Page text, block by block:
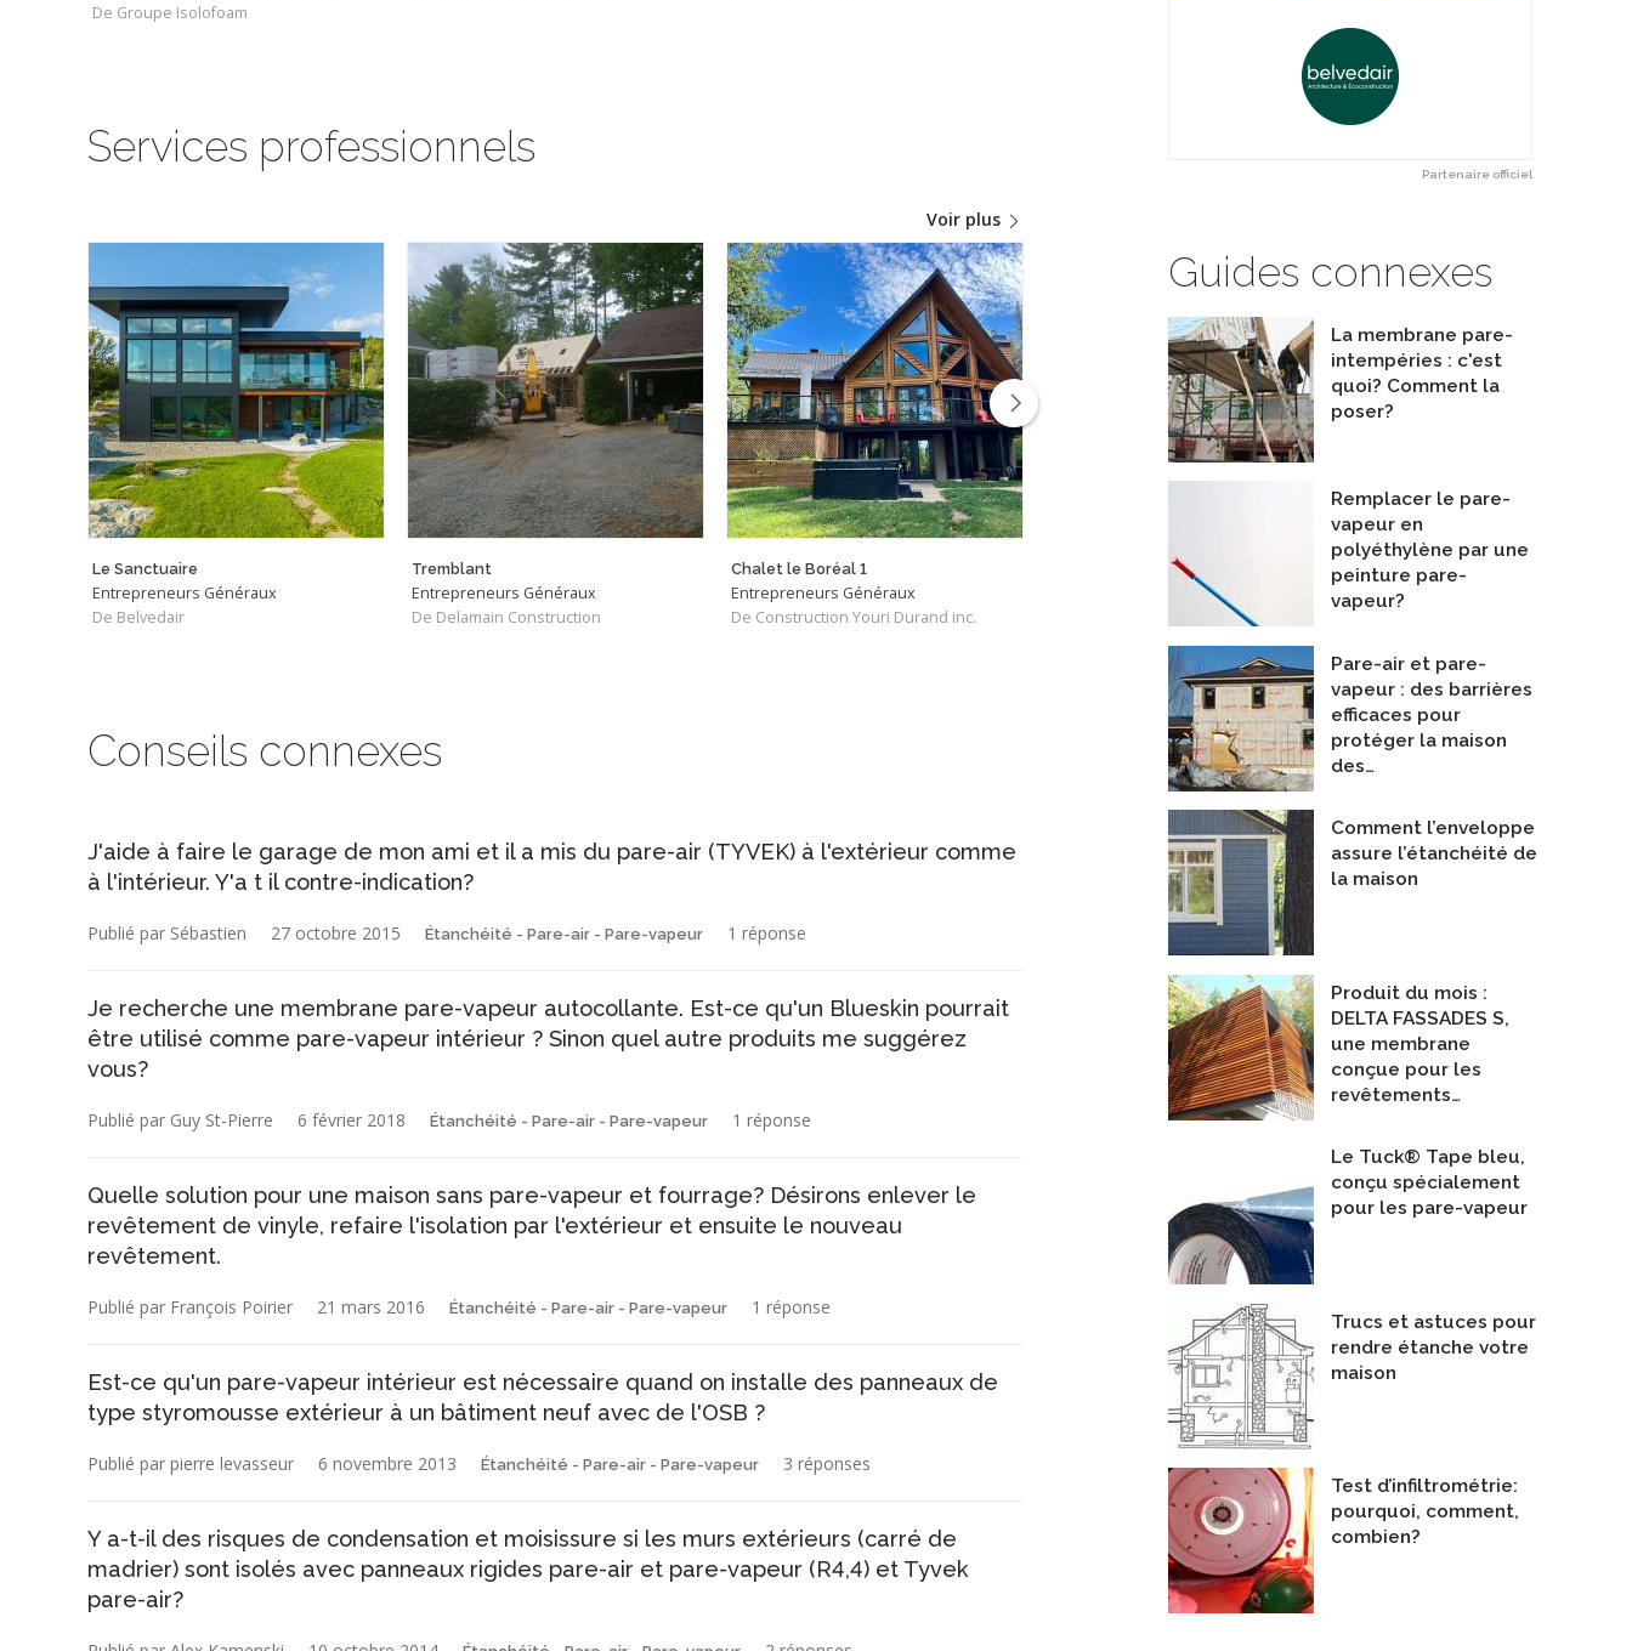
Partenaire officiel
Guides connexes
La membrane pare-
intempéries : c'est
quoi? Comment la
poser?
Remplacer le pare-
vapeur en
polyéthylène par une
peinture pare-
vapeur?
Pare-air et pare-
vapeur : des barrières
efficaces pour
protéger la maison
des…
Comment l’enveloppe
assure l’étanchéité de
la maison
Produit du mois :
DELTA FASSADES S,
une membrane
conçue pour les
revêtements…
Le Tuck® Tape bleu,
conçu spécialement
pour les pare-vapeur
Trucs et astuces pour
rendre étanche votre
maison
Test d’infiltrométrie:
pourquoi, comment,
combien?
De Groupe Isolofoam
Services professionnels
Voir plus
Le Sanctuaire
Entrepreneurs Généraux
De Belvedair
Tremblant
Entrepreneurs Généraux
De Delamain Construction
Chalet le Boréal 1
Entrepreneurs Généraux
De Construction Youri Durand inc.
Chemin de la Montagne, Mont-Saint-Hilaire
Entrepreneurs Généraux
RÉSIDENCE DES PINS
Entrepreneurs Généraux
Conseils connexes
J'aide à faire le garage de mon ami et il a mis du pare-air (TYVEK) à l'extérieur comme
à l'intérieur. Y'a t il contre-indication?
Publié par Sébastien 27 octobre 2015 Étanchéité - Pare-air - Pare-vapeur 1 réponse
Je recherche une membrane pare-vapeur autocollante. Est-ce qu'un Blueskin pourrait
être utilisé comme pare-vapeur intérieur ? Sinon quel autre produits me suggérez
vous?
Publié par Guy St-Pierre 6 février 2018 Étanchéité - Pare-air - Pare-vapeur 1 réponse
Quelle solution pour une maison sans pare-vapeur et fourrage? Désirons enlever le
revêtement de vinyle, refaire l'isolation par l'extérieur et ensuite le nouveau
revêtement.
Publié par François Poirier 21 mars 2016 Étanchéité - Pare-air - Pare-vapeur 1 réponse
Est-ce qu'un pare-vapeur intérieur est nécessaire quand on installe des panneaux de
type styromousse extérieur à un bâtiment neuf avec de l'OSB ?
Publié par pierre levasseur 6 novembre 2013 Étanchéité - Pare-air - Pare-vapeur 3 réponses
Y a-t-il des risques de condensation et moisissure si les murs extérieurs (carré de
madrier) sont isolés avec panneaux rigides pare-air et pare-vapeur (R4,4) et Tyvek
pare-air?